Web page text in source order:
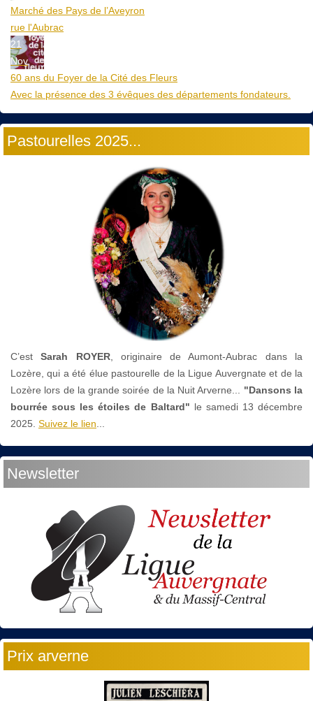
Marché des Pays de l’Aveyron
rue l'Aubrac
21
Nov
60 ans du Foyer de la Cité des Fleurs
Avec la présence des 3 évêques des départements fondateurs.
Pastourelles 2025...
C’estSarah ROYER, originaire de Aumont-Aubrac dans la
Lozère, qui a été élue pastourelle de la Ligue Auvergnate et de la
Lozère lors de la grande soirée de la Nuit Arverne...
"Dansons la
bourrée sous les étoiles de Baltard" le samedi 13 décembre
2025. Suivez le lien
Newsletter
Prix arverne